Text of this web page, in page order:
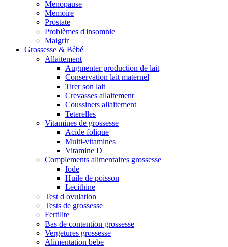
Menopause
Memoire
Prostate
Problèmes d'insomnie
Maigrir
Grossesse & Bébé
Allaitement
Augmenter production de lait
Conservation lait maternel
Tirer son lait
Crevasses allaitement
Coussinets allaitement
Teterelles
Vitamines de grossesse
Acide folique
Multi-vitamines
Vitamine D
Complements alimentaires grossesse
Iode
Huile de poisson
Lecithine
Test d ovulation
Tests de grossesse
Fertilite
Bas de contention grossesse
Vergetures grossesse
Alimentation bebe